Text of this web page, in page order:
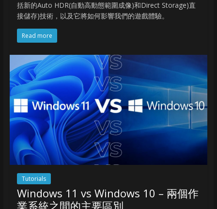
括新的Auto HDR(自動高動態範圍成像)和Direct Storage)直
接儲存)技術，以及它將如何影響我們的遊戲體驗。
Read more
Tutorials
Windows 11 vs Windows 10 – 兩個作
業系統之間的主要區別